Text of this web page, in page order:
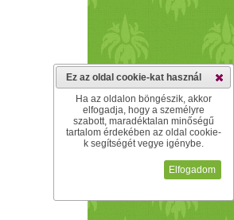
Ez az oldal cookie-kat használ
Ha az oldalon böngészik, akkor
elfogadja, hogy a személyre
szabott, maradéktalan minőségű
tartalom érdekében az oldal cookie-
k segítségét vegye igénybe.
Elfogadom